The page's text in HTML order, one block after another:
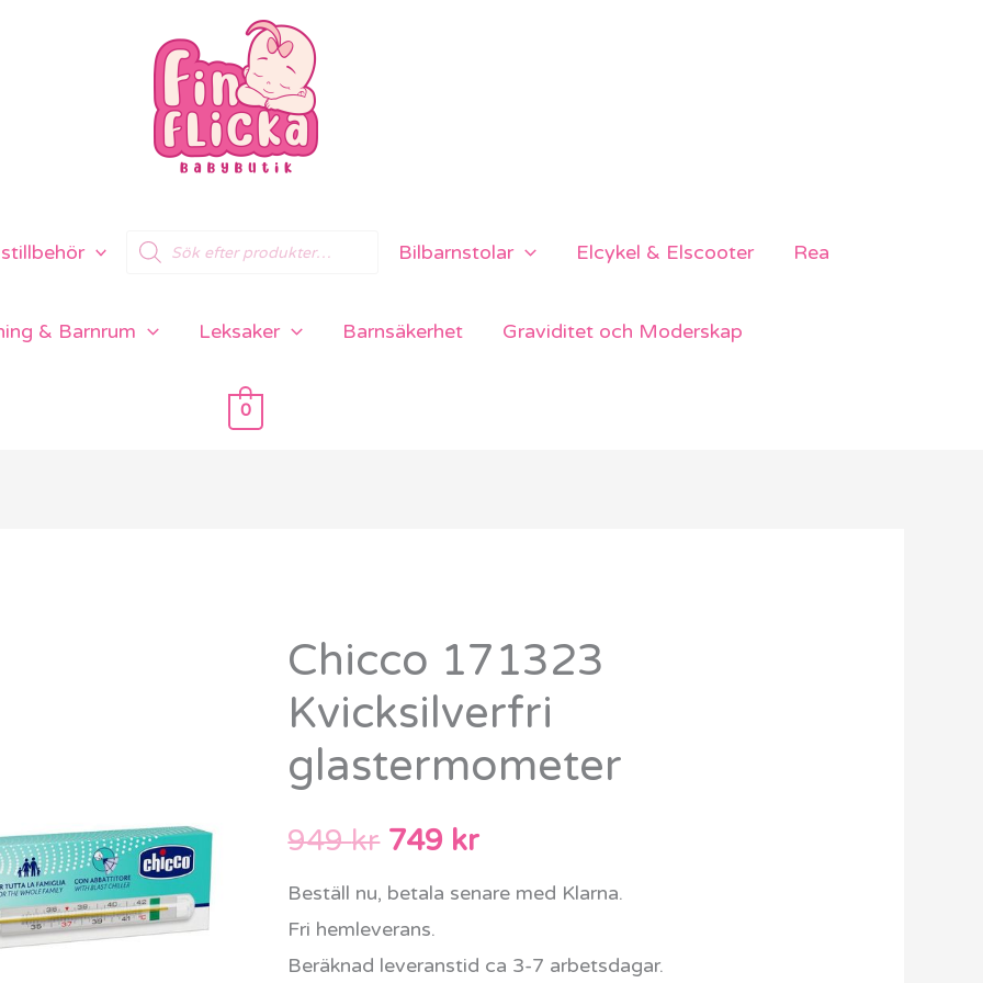
Products
search
Bilbarnstolar Elcykel & Elscooter Rea
& Barnrum Leksaker Barnsäkerhet Graviditet och Moderskap
0
Chicco 171323
Kvicksilverfri
glastermometer
949kr
Det
ursprungliga
priset
var:
949 kr.
749 kr
Det
nuvarande
priset
är:
749 kr.
Beställ nu, betala senare med Klarna.
Fri hemleverans.
Beräknad leveranstid ca 3-7 arbetsdagar.
Chicco
Kvicksilverfri
glastermometer
mängd